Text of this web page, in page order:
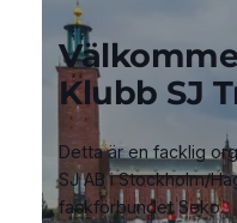
Klubb SJ
Detta är en facklig
SJ AB i Stockholm/
fackförbundet Seko.